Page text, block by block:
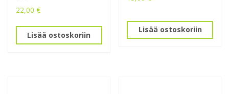
22,00 €
Lisää ostoskoriin
Lisää ostoskoriin